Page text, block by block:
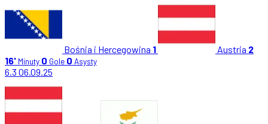
Bośnia i Hercegowina 1 Austria 2
16' Minuty 0 Gole 0 Asysty
6.3 06.09.25